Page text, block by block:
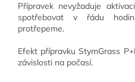
Přípravek nevyžaduje
spotřebovat v řádu
protřepeme.
Efekt přípravku StymGrass
závislosti na počasí.